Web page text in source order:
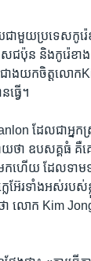
មួយប្រទេស​កូរ៉េ​
ស​ជប៉ុន និង​កូរ៉េខា
ជាង​យក​ចិត្តលោក​
វើ។
ដែល​ជាអ្នក​ស្រា
យ​ថា ឧបសគ្គធំ
ក​ហើយ ដែល​ទាមទ
េអ៊ែរ​ទាំង​អស់​របស់​
ថា លោក​ Kim